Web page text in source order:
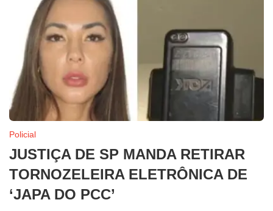
Policial
JUSTIÇA DE SP MANDA RETIRAR
TORNOZELEIRA ELETRÔNICA DE
‘JAPA DO PCC’